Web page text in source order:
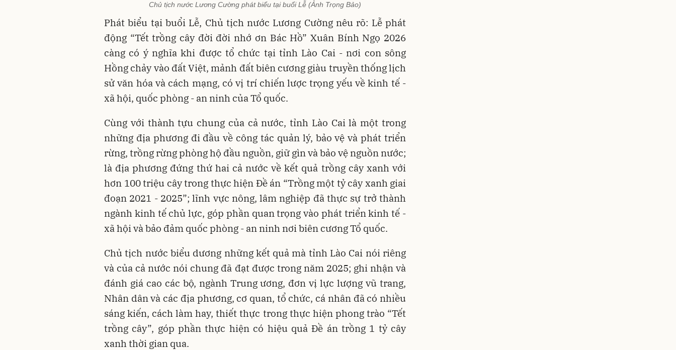
Chủ tịch nước Lương Cường phát biểu tại buổi Lễ (Ảnh Trọng Bảo)
Phát biểu tại buổi Lễ, Chủ tịch nước Lương Cường nêu rõ: Lễ phát
động “Tết trồng cây đời đời nhớ ơn Bác Hồ” Xuân Bính Ngọ 2026
càng có ý nghĩa khi được tổ chức tại tỉnh Lào Cai - nơi con sông
Hồng chảy vào đất Việt, mảnh đất biên cương giàu truyền thống lịch
sử văn hóa và cách mạng, có vị trí chiến lược trọng yếu về kinh tế -
xã hội, quốc phòng - an ninh của Tổ quốc.
Cùng với thành tựu chung của cả nước, tỉnh Lào Cai là một trong
những địa phương đi đầu về công tác quản lý, bảo vệ và phát triển
rừng, trồng rừng phòng hộ đầu nguồn, giữ gìn và bảo vệ nguồn nước;
là địa phương đứng thứ hai cả nước về kết quả trồng cây xanh với
hơn 100 triệu cây trong thực hiện Đề án “Trồng một tỷ cây xanh giai
đoạn 2021 - 2025”; lĩnh vực nông, lâm nghiệp đã thực sự trở thành
ngành kinh tế chủ lực, góp phần quan trọng vào phát triển kinh tế -
xã hội và bảo đảm quốc phòng - an ninh nơi biên cương Tổ quốc.
Chủ tịch nước biểu dương những kết quả mà tỉnh Lào Cai nói riêng
và của cả nước nói chung đã đạt được trong năm 2025; ghi nhận và
đánh giá cao các bộ, ngành Trung ương, đơn vị lực lượng vũ trang,
Nhân dân và các địa phương, cơ quan, tổ chức, cá nhân đã có nhiều
sáng kiến, cách làm hay, thiết thực trong thực hiện phong trào “Tết
trồng cây”, góp phần thực hiện có hiệu quả Đề án trồng 1 tỷ cây
xanh thời gian qua.